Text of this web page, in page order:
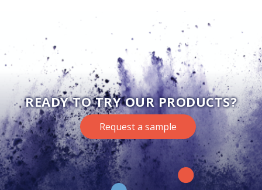
READY TO TRY OUR PRODUCTS?
Request a sample